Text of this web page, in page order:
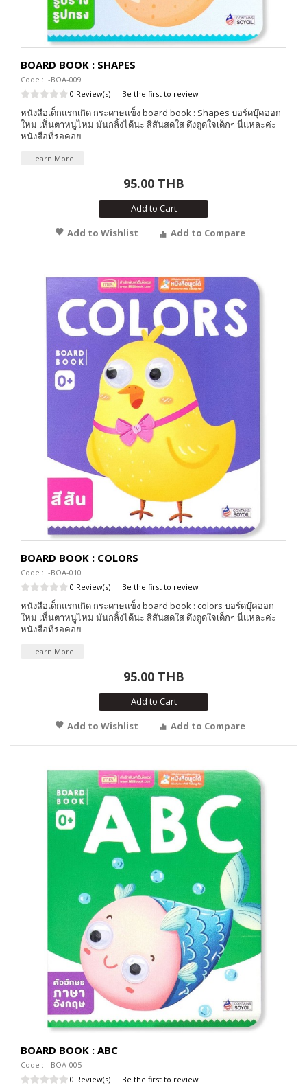
BOARD BOOK : SHAPES
Code : I-BOA-009
0 Review(s) | Be the first to review
หนังสือเด็กแรกเกิด กระดาษแข็ง board book : Shapes บอร์ดบุ๊คออก
ใหม่ เห็นตาหนูไหม มันกลิ้งได้นะ สีสันสดใส ดึงดูดใจเด็กๆ นี่แหละค่ะ
หนังสือที่รอคอย
Learn More
95.00 THB
Add to Cart
Add to Wishlist
Add to Compare
BOARD BOOK : COLORS
Code : I-BOA-010
0 Review(s) | Be the first to review
หนังสือเด็กแรกเกิด กระดาษแข็ง board book : colors บอร์ดบุ๊คออก
ใหม่ เห็นตาหนูไหม มันกลิ้งได้นะ สีสันสดใส ดึงดูดใจเด็กๆ นี่แหละค่ะ
หนังสือที่รอคอย
Learn More
95.00 THB
Add to Cart
Add to Wishlist
Add to Compare
BOARD BOOK : ABC
Code : I-BOA-005
0 Review(s) | Be the first to review